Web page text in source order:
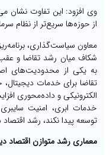
وی افزود: این تفاوت نشان
از حوزه‌ها سریع‌تر از نظام
معاون سیاست‌گذاری،
شکاف میان رشد تقاضا و
به یکی از محدودیت‌های
تقاضا برای خدمات
الکترونیکی و داده‌محوری
خدمات ابری، امنیت
توسعه پیدا نکند، رشد
معماری رشد متوازن اقتصاد